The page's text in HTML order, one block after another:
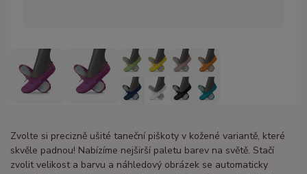
Zvolte si precizně ušité taneční piškoty v kožené variantě, které
skvěle padnou! Nabízíme nejširší paletu barev na světě. Stačí
zvolit velikost a barvu a náhledový obrázek se automaticky